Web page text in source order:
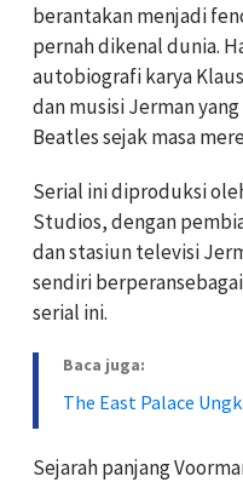
berantakan menjadi
pernah dikenal dunia.
autobiografi karya
dan musisi Jerman
Beatles sejak masa
Serial ini diproduksi
Studios, dengan
dan stasiun televisi
sendiri
serial ini.
Baca juga:
The East Palace
Sejarah panjang